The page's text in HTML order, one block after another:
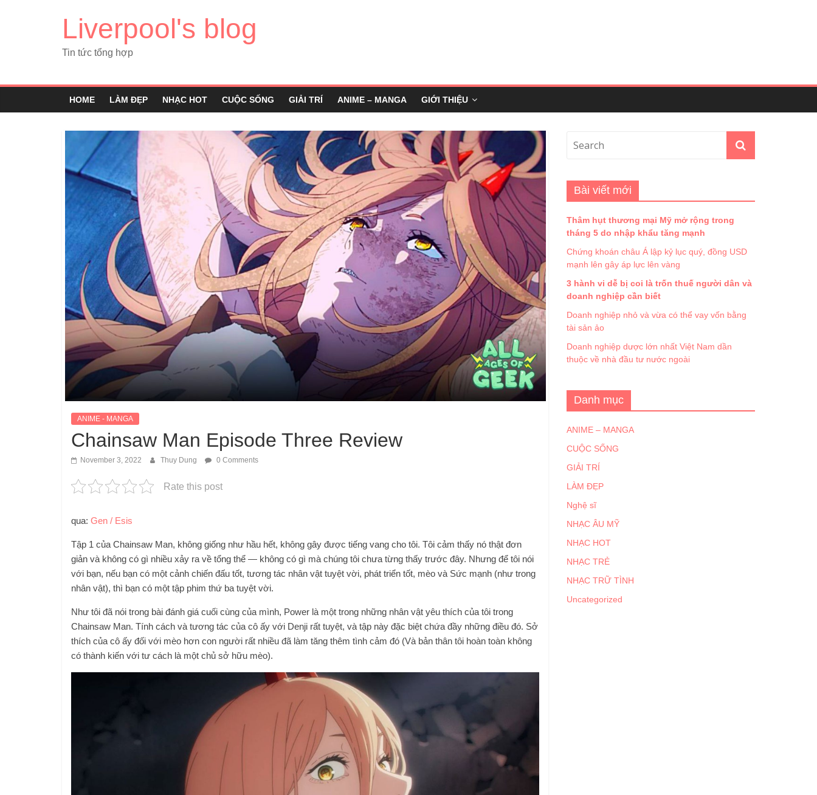
Liverpool's blog
Tin tức tổng hợp
HOME LÀM ĐẸP NHẠC HOT CUỘC SỐNG GIẢI TRÍ ANIME – MANGA GIỚI THIỆU
ANIME - MANGA
Chainsaw Man Episode Three Review
November 3, 2022 Thuy Dung 0 Comments
Rate this post
qua: Gen / Esis
Tập 1 của Chainsaw Man, không giống như hầu hết, không gây được tiếng vang cho tôi. Tôi cảm thấy nó thật đơn
giản và không có gì nhiều xảy ra về tổng thể — không có gì mà chúng tôi chưa từng thấy trước đây. Nhưng để tôi nói
với bạn, nếu bạn có một cảnh chiến đấu tốt, tương tác nhân vật tuyệt vời, phát triển tốt, mèo và Sức mạnh (như trong
nhân vật), thì bạn có một tập phim thứ ba tuyệt vời.
Như tôi đã nói trong bài đánh giá cuối cùng của mình, Power là một trong những nhân vật yêu thích của tôi trong
Chainsaw Man. Tính cách và tương tác của cô ấy với Denji rất tuyệt, và tập này đặc biệt chứa đầy những điều đó. Sở
thích của cô ấy đối với mèo hơn con người rất nhiều đã làm tăng thêm tình cảm đó (Và bản thân tôi hoàn toàn không
có thành kiến ​​với tư cách là một chủ sở hữu mèo).
Bài viết mới
Thâm hụt thương mại Mỹ mở rộng trong
tháng 5 do nhập khẩu tăng mạnh
Chứng khoán châu Á lập kỷ lục quý, đồng USD
mạnh lên gây áp lực lên vàng
3 hành vi dễ bị coi là trốn thuế người dân và
doanh nghiệp cần biết
Doanh nghiệp nhỏ và vừa có thể vay vốn bằng
tài sản ảo
Doanh nghiệp dược lớn nhất Việt Nam dần
thuộc về nhà đầu tư nước ngoài
Danh mục
ANIME – MANGA
CUỘC SỐNG
GIẢI TRÍ
LÀM ĐẸP
Nghệ sĩ
NHẠC ÂU MỸ
NHẠC HOT
NHẠC TRẺ
NHẠC TRỮ TÌNH
Uncategorized